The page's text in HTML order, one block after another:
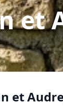
et
et